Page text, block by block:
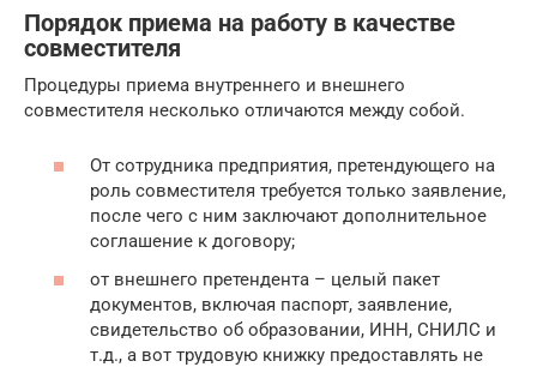
Порядок приема на работу в качестве
совместителя
Процедуры приема внутреннего и внешнего
совместителя несколько отличаются между собой.
От сотрудника предприятия, претендующего на
роль совместителя требуется только заявление,
после чего с ним заключают дополнительное
соглашение к договору;
от внешнего претендента – целый пакет
документов, включая паспорт, заявление,
свидетельство об образовании, ИНН, СНИЛС и
т.д., а вот трудовую книжку предоставлять не